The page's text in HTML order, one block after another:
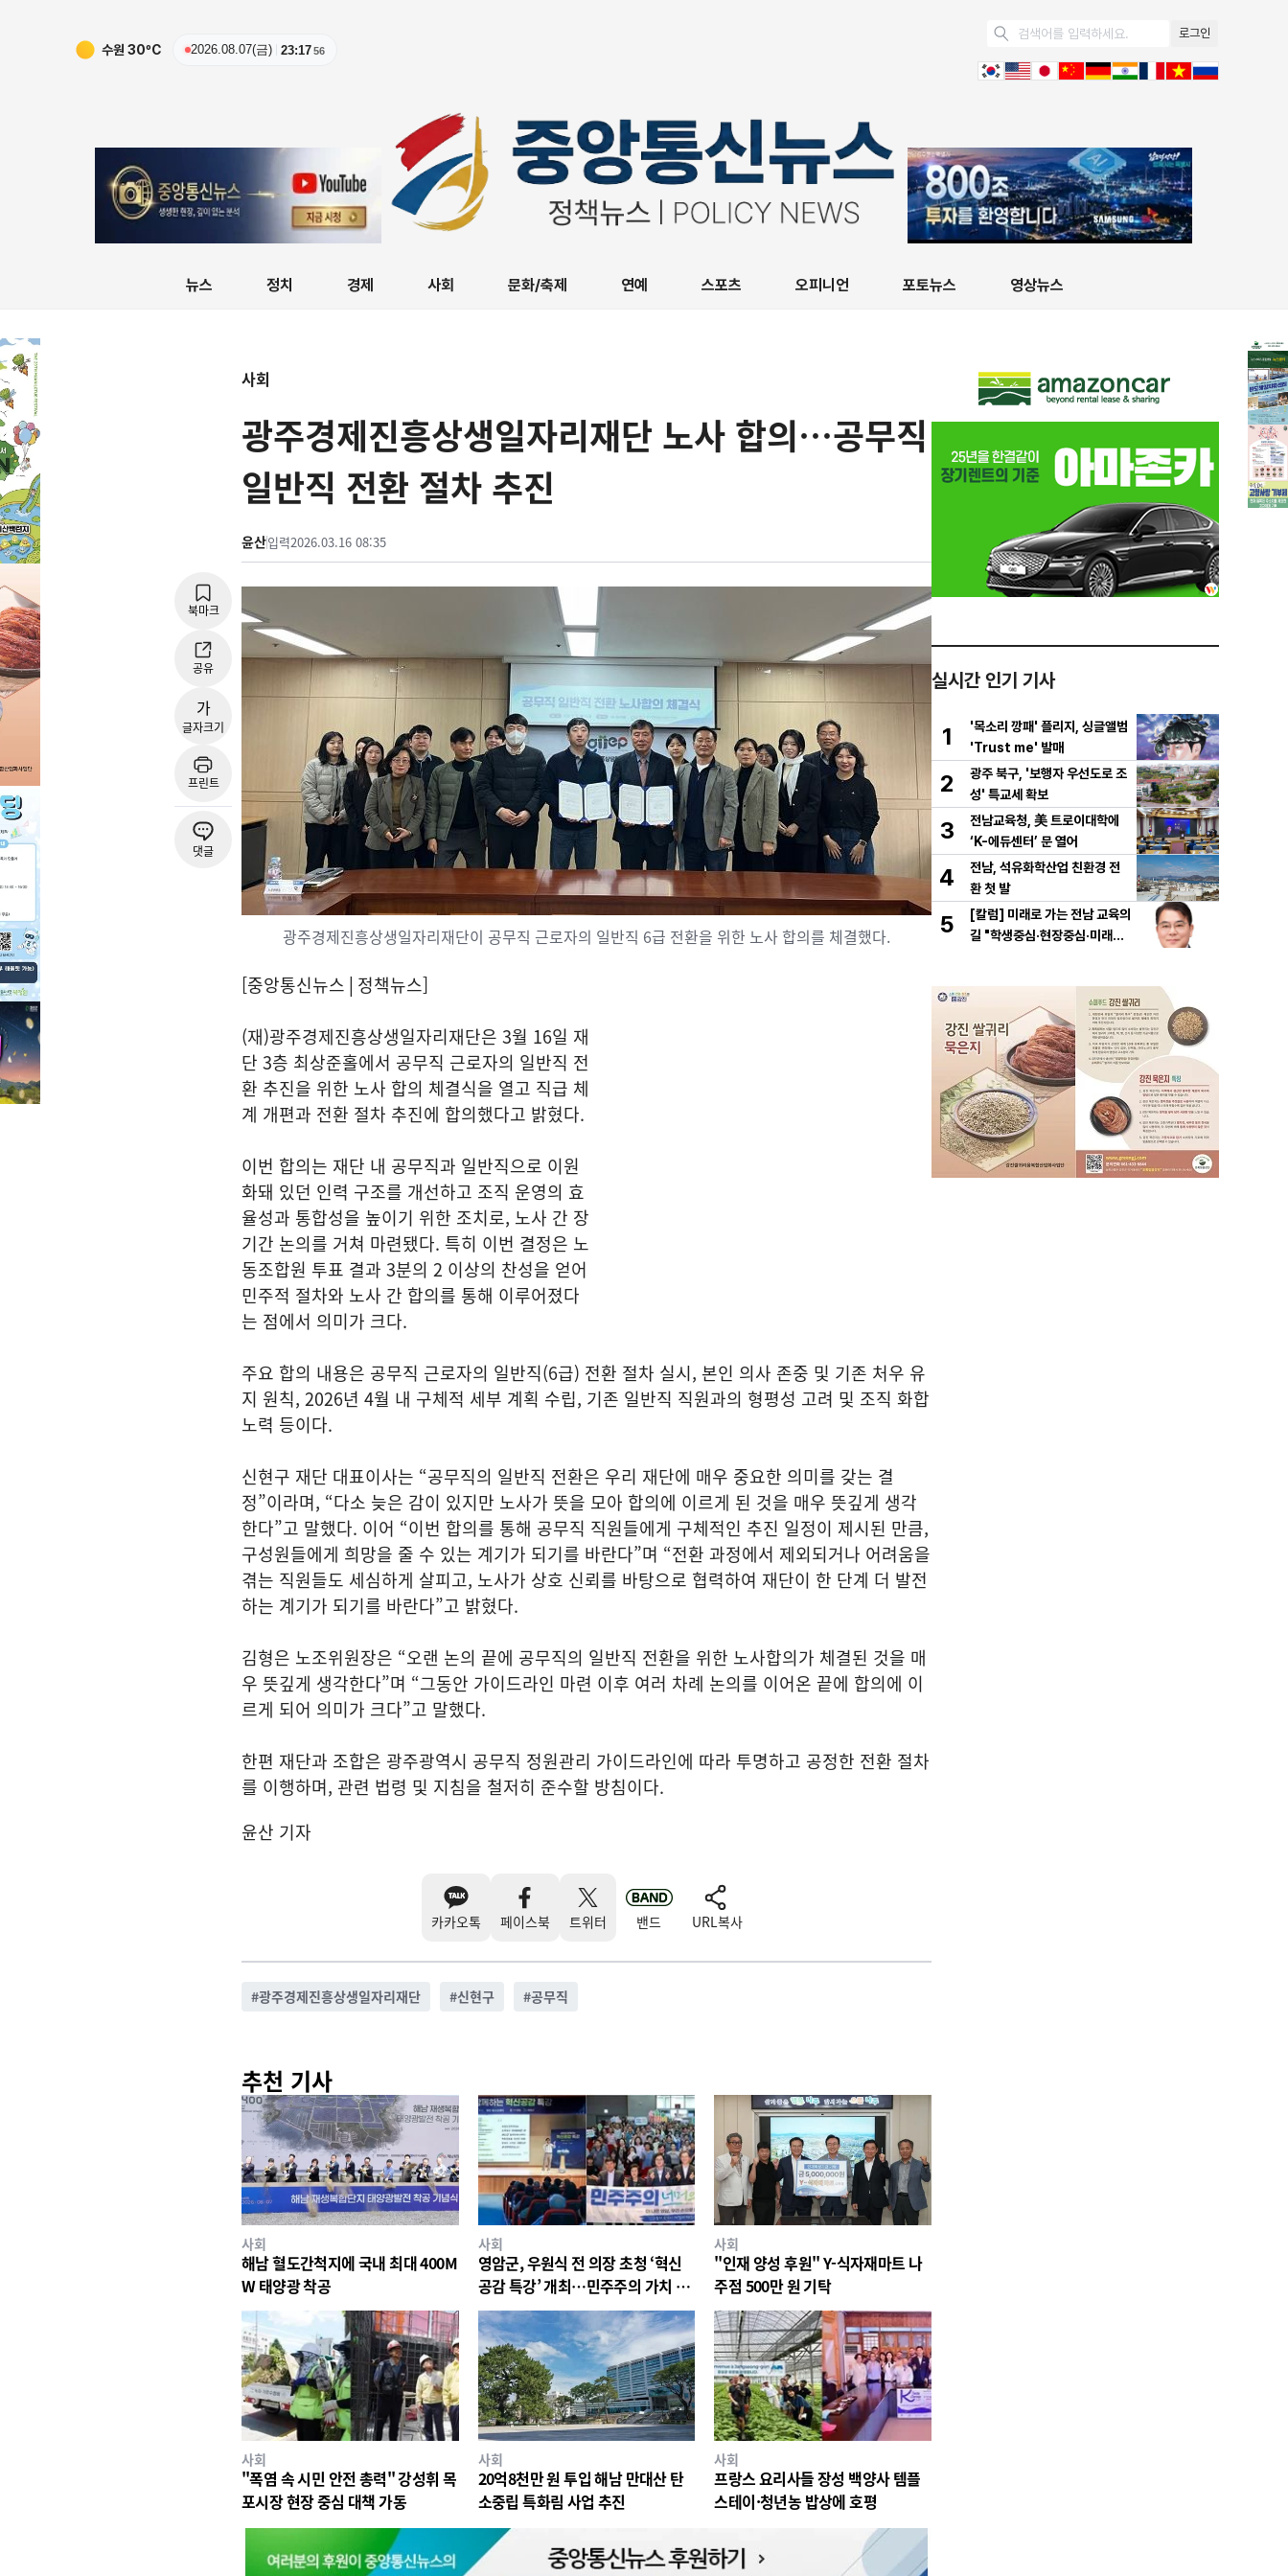
수원 30ºC 2026.08.07(금) 23:1756
로그인
뉴스 정치 경제 사회 문화/축제 연예 스포츠 오피니언 포토뉴스 영상뉴스
사회
광주경제진흥상생일자리재단 노사 합의…공무직
일반직 전환 절차 추진
윤산입력2026.03.16 08:35
북마크
공유
가
글자크기
프린트
댓글
광주경제진흥상생일자리재단이 공무직 근로자의 일반직 6급 전환을 위한 노사 합의를 체결했다.
[중앙통신뉴스│정책뉴스]
(재)광주경제진흥상생일자리재단은 3월 16일 재
단 3층 최상준홀에서 공무직 근로자의 일반직 전
환 추진을 위한 노사 합의 체결식을 열고 직급 체
계 개편과 전환 절차 추진에 합의했다고 밝혔다.
이번 합의는 재단 내 공무직과 일반직으로 이원
화돼 있던 인력 구조를 개선하고 조직 운영의 효
율성과 통합성을 높이기 위한 조치로, 노사 간 장
기간 논의를 거쳐 마련됐다. 특히 이번 결정은 노
동조합원 투표 결과 3분의 2 이상의 찬성을 얻어
민주적 절차와 노사 간 합의를 통해 이루어졌다
는 점에서 의미가 크다.
주요 합의 내용은 공무직 근로자의 일반직(6급) 전환 절차 실시, 본인 의사 존중 및 기존 처우 유
지 원칙, 2026년 4월 내 구체적 세부 계획 수립, 기존 일반직 직원과의 형평성 고려 및 조직 화합
노력 등이다.
신현구 재단 대표이사는 “공무직의 일반직 전환은 우리 재단에 매우 중요한 의미를 갖는 결
정”이라며, “다소 늦은 감이 있지만 노사가 뜻을 모아 합의에 이르게 된 것을 매우 뜻깊게 생각
한다”고 말했다. 이어 “이번 합의를 통해 공무직 직원들에게 구체적인 추진 일정이 제시된 만큼,
구성원들에게 희망을 줄 수 있는 계기가 되기를 바란다”며 “전환 과정에서 제외되거나 어려움을
겪는 직원들도 세심하게 살피고, 노사가 상호 신뢰를 바탕으로 협력하여 재단이 한 단계 더 발전
하는 계기가 되기를 바란다”고 밝혔다.
김형은 노조위원장은 “오랜 논의 끝에 공무직의 일반직 전환을 위한 노사합의가 체결된 것을 매
우 뜻깊게 생각한다”며 “그동안 가이드라인 마련 이후 여러 차례 논의를 이어온 끝에 합의에 이
르게 되어 의미가 크다”고 말했다.
한편 재단과 조합은 광주광역시 공무직 정원관리 가이드라인에 따라 투명하고 공정한 전환 절차
를 이행하며, 관련 법령 및 지침을 철저히 준수할 방침이다.
윤산 기자
카카오톡 페이스북 트위터 밴드 URL복사
#광주경제진흥상생일자리재단 #신현구 #공무직
추천 기사
사회
해남 혈도간척지에 국내 최대 400M
W 태양광 착공
사회
영암군, 우원식 전 의장 초청 ‘혁신
공감 특강’ 개최…민주주의 가치 공
유
사회
"인재 양성 후원" Y-식자재마트 나
주점 500만 원 기탁
사회
"폭염 속 시민 안전 총력" 강성휘 목
포시장 현장 중심 대책 가동
사회
20억8천만 원 투입 해남 만대산 탄
소중립 특화림 사업 추진
사회
프랑스 요리사들 장성 백양사 템플
스테이·청년농 밥상에 호평
실시간 인기 기사
1
'목소리 깡패' 플리지, 싱글앨범
'Trust me' 발매
2
광주 북구, '보행자 우선도로 조
성' 특교세 확보
3
전남교육청, 美 트로이대학에
‘K-에듀센터’ 문 열어
4
전남, 석유화학산업 친환경 전
환 첫 발
5
[칼럼] 미래로 가는 전남 교육의
길 "학생중심·현장중심·미래중